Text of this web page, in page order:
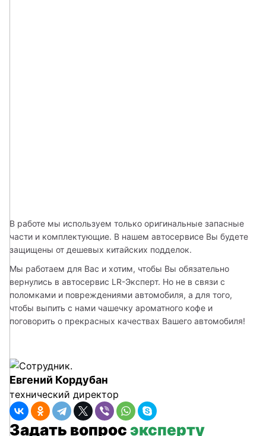
В работе мы используем только оригинальные запасные
части и комплектующие. В нашем автосервисе Вы будете
защищены от дешевых китайских подделок.
Мы работаем для Вас и хотим, чтобы Вы обязательно
вернулись в автосервис LR-Эксперт. Но не в связи с
поломками и повреждениями автомобиля, а для того,
чтобы выпить с нами чашечку ароматного кофе и
поговорить о прекрасных качествах Вашего автомобиля!
Евгений Кордубан
технический директор
Задать вопросэксперту